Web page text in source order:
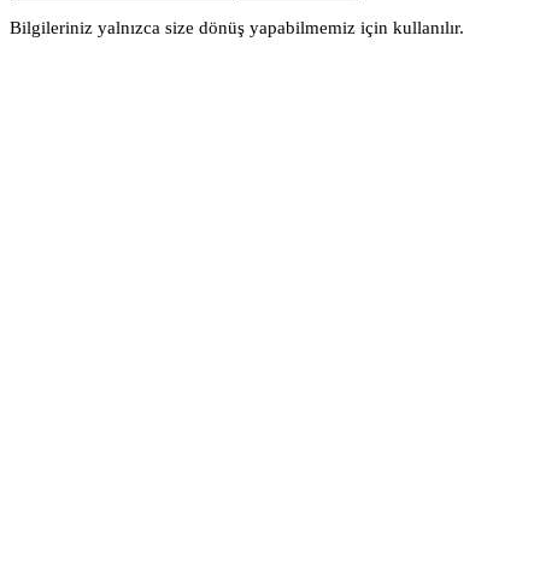
Bilgileriniz yalnızca size dönüş yapabilmemiz için kullanılır.